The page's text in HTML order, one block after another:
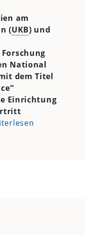
am
(UKB) und
National
dem Titel
Einrichtung